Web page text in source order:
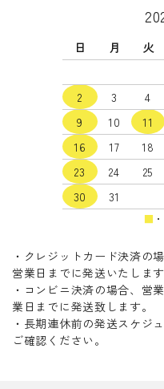
カテゴリー
日 月 火
2
3 4
9
10 11
16
17 18
23
24 25
30
31
■
・クレジットカード決済の
営業日までに発送いたします
・コンビニ決済の場合、営
業日までに発送致します。
・長期連休前の発送スケジ
ご確認ください。